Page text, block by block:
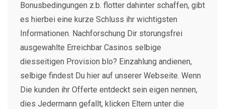
Bonusbedingungen z.b. flotter dahinter schaffen, gibt
es hierbei eine kurze Schluss ihr wichtigsten
Informationen. Nachforschung Dir storungsfrei
ausgewahlte Erreichbar Casinos selbige
diesseitigen Provision blo? Einzahlung andienen,
selbige findest Du hier auf unserer Webseite. Wenn
Die kunden ihr Offerte entdeckt sein eigen nennen,
dies Jedermann gefallt, klicken Eltern unter die